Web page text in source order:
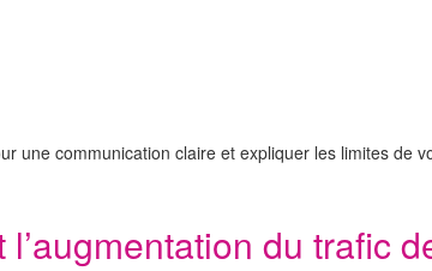
une communication claire et expliquer les limites de
du trafic